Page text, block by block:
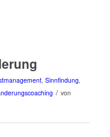
, Sinnfindung,
/ von